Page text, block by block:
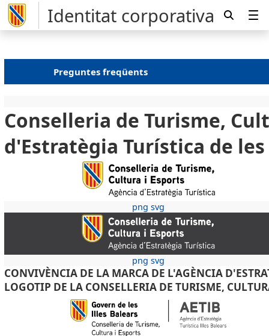
Identitat corporativa
Preguntes freqüents
Conselleria de Turisme,
d'Estratègia Turística de
png svg
png svg
CONVIVÈNCIA DE LA MARCA DE L'AGÈNCIA
LOGOTIP DE LA CONSELLERIA DE TURISME,